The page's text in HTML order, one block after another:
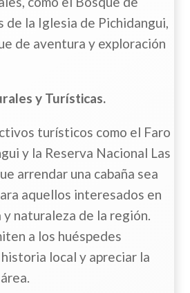
de la Iglesia de Pichidangui,
de aventura y exploración
y Turísticas.
turísticos como el Faro
y la Reserva Nacional Las
arrendar una cabaña sea
aquellos interesados en
naturaleza de la región.
a los huéspedes
local y apreciar la